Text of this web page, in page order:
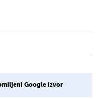
Google izvor